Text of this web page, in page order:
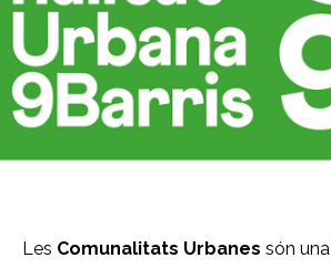
Les Comunalitats Urbanes són